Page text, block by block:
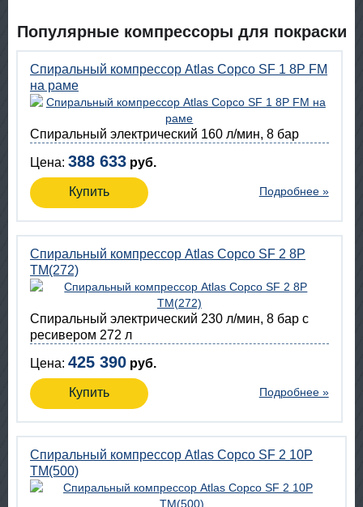
Популярные компрессоры для покраски
Спиральный компрессор Atlas Copco SF 1 8P FM
на раме
Спиральный электрический 160 л/мин, 8 бар
Цена: 388 633 руб.
Купить Подробнее »
Спиральный компрессор Atlas Copco SF 2 8P
TM(272)
Спиральный электрический 230 л/мин, 8 бар с
ресивером 272 л
Цена: 425 390 руб.
Купить Подробнее »
Спиральный компрессор Atlas Copco SF 2 10P
TM(500)